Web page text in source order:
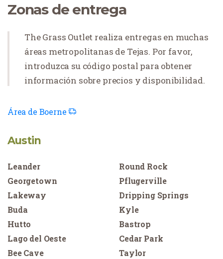
Zonas de entrega
The Grass Outlet realiza entregas en muchas
áreas metropolitanas de Tejas. Por favor,
introduzca su código postal para obtener
información sobre precios y disponibilidad.
Área de Boerne
Austin
Leander
Round Rock
Georgetown
Pflugerville
Lakeway
Dripping Springs
Buda
Kyle
Hutto
Bastrop
Lago del Oeste
Cedar Park
Bee Cave
Taylor